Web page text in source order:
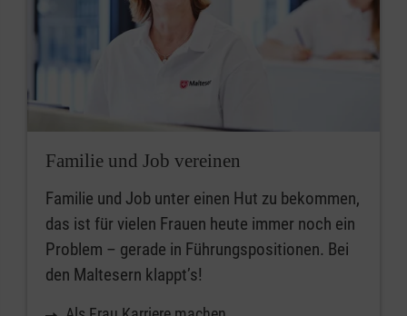
Familie und Job vereinen
Familie und Job unter einen Hut zu bekommen,
das ist für vielen Frauen heute immer noch ein
Problem – gerade in Führungspositionen. Bei
den Maltesern klappt’s!